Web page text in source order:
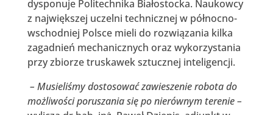
dysponuje Politechnika Białostocka. Naukowcy
z największej uczelni technicznej w północno-
wschodniej Polsce mieli do rozwiązania kilka
zagadnień mechanicznych oraz wykorzystania
przy zbiorze truskawek sztucznej inteligencji.
– Musieliśmy dostosować zawieszenie robota do
możliwości poruszania się po nierównym terenie –